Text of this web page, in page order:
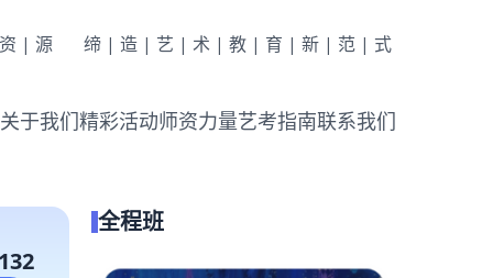
|源 缔|造|艺|术|教|育|新|范|式
关于我们精彩活动师资力量艺考指南联系我们
全程班